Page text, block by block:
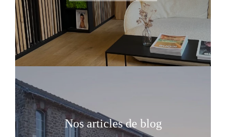
Nos articles de blog